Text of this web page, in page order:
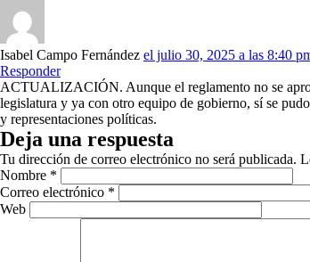
Isabel Campo Fernández el julio 30, 2025 a las 8:40
Responder
ACTUALIZACIÓN. Aunque el reglamento no se
legislatura y ya con otro equipo de gobierno, sí se
y representaciones políticas.
Deja una respuesta
Tu dirección de correo electrónico no será publicada.
Nombre *
Correo electrónico *
Web